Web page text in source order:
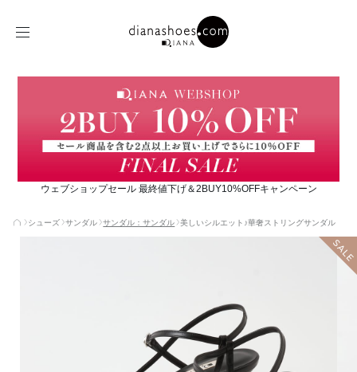
ウェブショップセール 最終値下げ＆2BUY10%OFFキャンペーン
シューズ サンダル サンダル：サンダル 美しいシルエット♪華奢ストリングサンダル